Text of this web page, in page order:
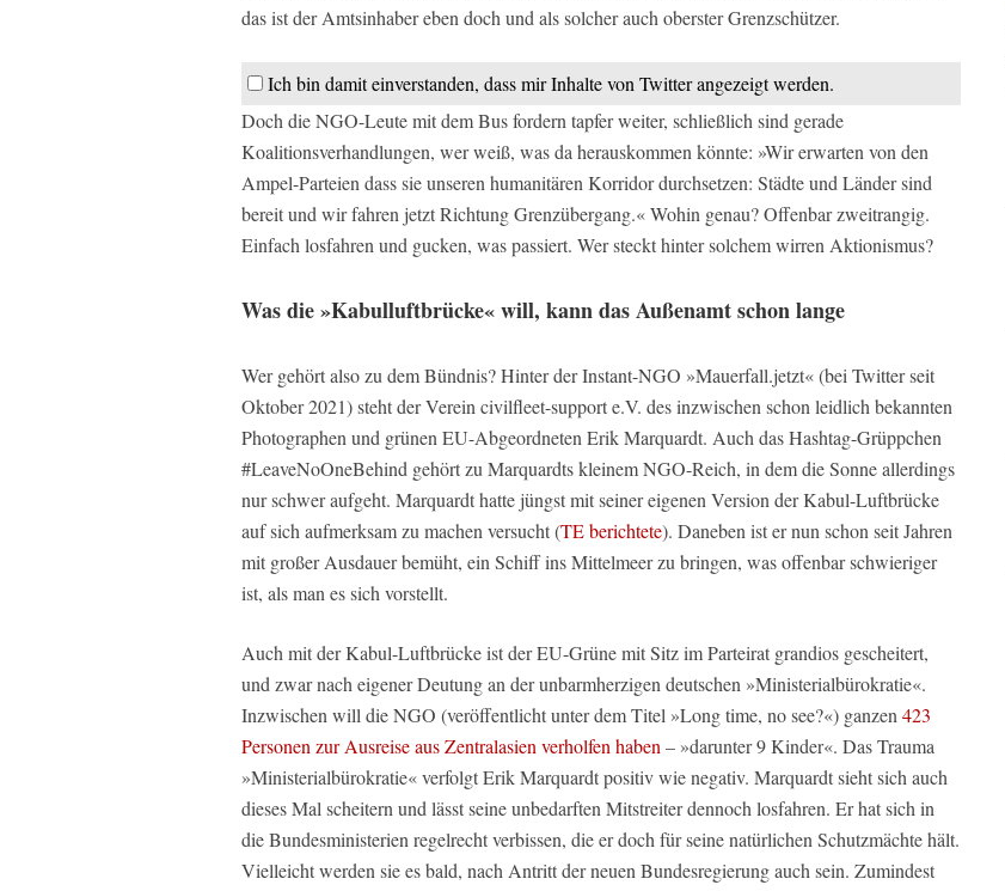
das ist der Amtsinhaber eben doch und als solcher auch oberster Grenzschützer.
Ich bin damit einverstanden, dass mir Inhalte von Twitter angezeigt werden.
Doch die NGO-Leute mit dem Bus fordern tapfer weiter, schließlich sind gerade
Koalitionsverhandlungen, wer weiß, was da herauskommen könnte: »Wir erwarten von den
Ampel-Parteien dass sie unseren humanitären Korridor durchsetzen: Städte und Länder sind
bereit und wir fahren jetzt Richtung Grenzübergang.« Wohin genau? Offenbar zweitrangig.
Einfach losfahren und gucken, was passiert. Wer steckt hinter solchem wirren Aktionismus?
Was die »Kabulluftbrücke« will, kann das Außenamt schon lange
Wer gehört also zu dem Bündnis? Hinter der Instant-NGO »Mauerfall.jetzt« (bei Twitter seit
Oktober 2021) steht der Verein civilfleet-support e.V. des inzwischen schon leidlich bekannten
Photographen und grünen EU-Abgeordneten Erik Marquardt. Auch das Hashtag-Grüppchen
#LeaveNoOneBehind gehört zu Marquardts kleinem NGO-Reich, in dem die Sonne allerdings
nur schwer aufgeht. Marquardt hatte jüngst mit seiner eigenen Version der Kabul-Luftbrücke
auf sich aufmerksam zu machen versucht (TE berichtete). Daneben ist er nun schon seit Jahren
mit großer Ausdauer bemüht, ein Schiff ins Mittelmeer zu bringen, was offenbar schwieriger
ist, als man es sich vorstellt.
Auch mit der Kabul-Luftbrücke ist der EU-Grüne mit Sitz im Parteirat grandios gescheitert,
und zwar nach eigener Deutung an der unbarmherzigen deutschen »Ministerialbürokratie«.
Inzwischen will die NGO (veröffentlicht unter dem Titel »Long time, no see?«) ganzen 423
Personen zur Ausreise aus Zentralasien verholfen haben – »darunter 9 Kinder«. Das Trauma
»Ministerialbürokratie« verfolgt Erik Marquardt positiv wie negativ. Marquardt sieht sich auch
dieses Mal scheitern und lässt seine unbedarften Mitstreiter dennoch losfahren. Er hat sich in
die Bundesministerien regelrecht verbissen, die er doch für seine natürlichen Schutzmächte hält.
Vielleicht werden sie es bald, nach Antritt der neuen Bundesregierung auch sein. Zumindest